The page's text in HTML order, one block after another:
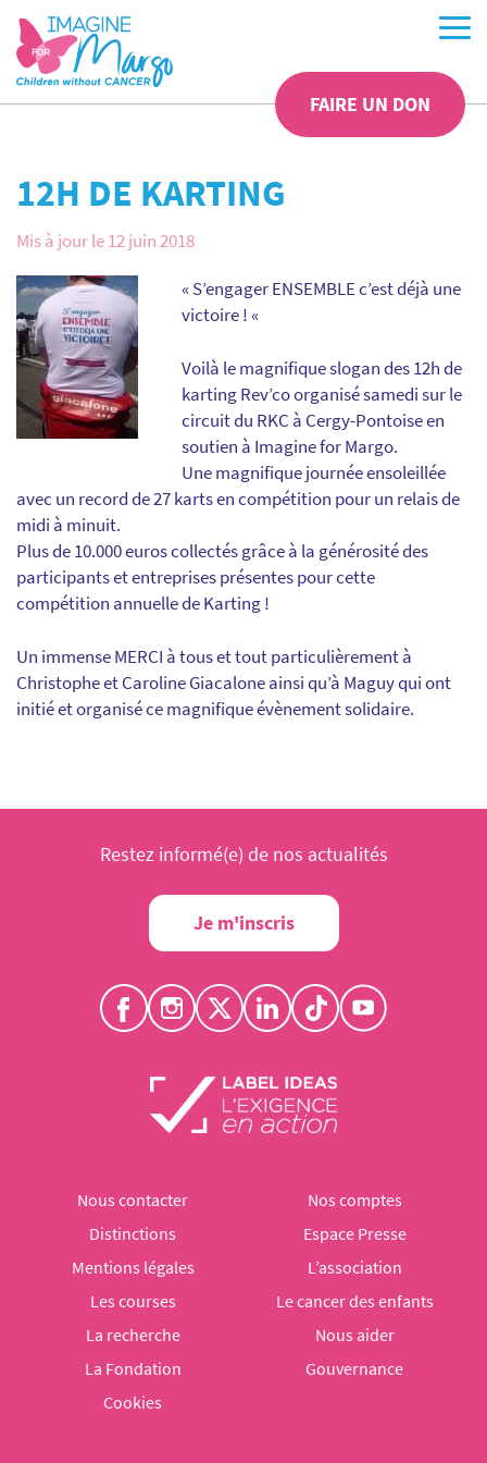
FAIRE UN DON
12H DE KARTING
Mis à jour le 12 juin 2018
« S’engager ENSEMBLE c’est déjà une
victoire ! «
Voilà le magnifique slogan des 12h de
karting Rev’co organisé samedi sur le
circuit du RKC à Cergy-Pontoise en
soutien à Imagine for Margo.
Une magnifique journée ensoleillée
avec un record de 27 karts en compétition pour un relais de
midi à minuit.
Plus de 10.000 euros collectés grâce à la générosité des
participants et entreprises présentes pour cette
compétition annuelle de Karting !
Un immense MERCI à tous et tout particulièrement à
Christophe et Caroline Giacalone ainsi qu’à Maguy qui ont
initié et organisé ce magnifique évènement solidaire.
Restez informé(e) de nos actualités
Je m'inscris
Nous contacter
Nos comptes
Distinctions
Espace Presse
Mentions légales
L’association
Les courses
Le cancer des enfants
La recherche
Nous aider
La Fondation
Gouvernance
Cookies